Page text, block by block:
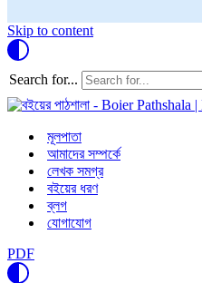
Skip to content
Search for...
মূলপাতা
আমাদের সম্পর্কে
লেখক সমগ্র
বইয়ের ধরণ
ব্লগ
যোগাযোগ
PDF